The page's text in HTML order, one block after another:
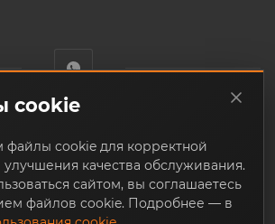
по Екатеринбургу и по всей
из наличия и под заказ
cookie
файлы cookie для корректной
улучшения качества обслуживания.
сайтом, вы соглашаетесь
файлов cookie. Подробнее — в